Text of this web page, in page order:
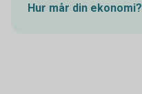
Hur mår din ekonomi?